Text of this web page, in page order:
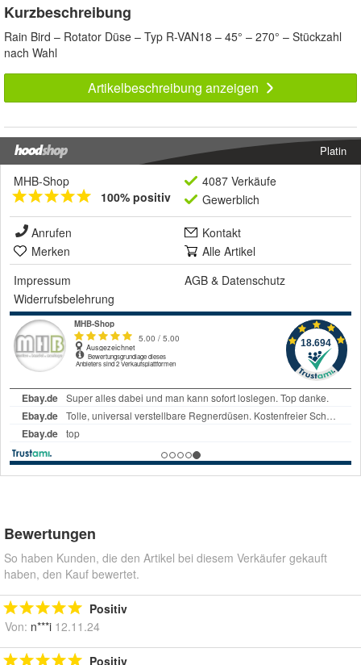
Kurzbeschreibung
Rain Bird – Rotator Düse – Typ R-VAN18 – 45° – 270° – Stückzahl
nach Wahl
Artikelbeschreibung anzeigen
Platin
MHB-Shop
100% positiv
4087 Verkäufe
Gewerblich
Anrufen
Kontakt
Merken
Alle Artikel
Impressum
AGB & Datenschutz
Widerrufsbelehrung
Bewertungen
So haben Kunden, die den Artikel bei diesem Verkäufer gekauft
haben, den Kauf bewertet.
Positiv
Von: n***i 12.11.24
Positiv